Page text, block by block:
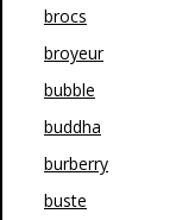
brocs
broyeur
bubble
buddha
burberry
buste